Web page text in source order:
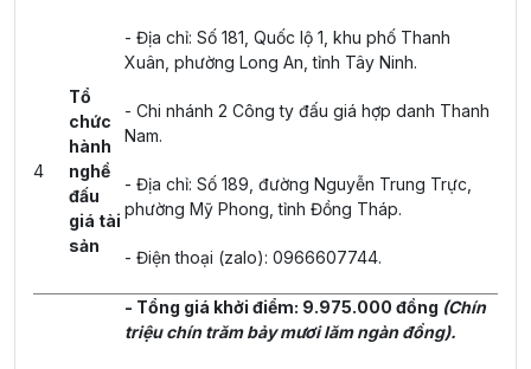
4
Tổ
chức
hành
nghề
đấu
giá tài
sản
- Địa chỉ: Số 181, Quốc lộ 1, khu phố Thanh
Xuân, phường Long An, tỉnh Tây Ninh.
- Chi nhánh 2 Công ty đấu giá hợp danh Thanh
Nam.
- Địa chỉ: Số 189, đường Nguyễn Trung Trực,
phường Mỹ Phong, tỉnh Đồng Tháp.
- Điện thoại (zalo): 0966607744.
- Tổng giá khởi điểm: 9.975.000 đồng (Chín
triệu chín trăm bảy mươi lăm ngàn đồng).